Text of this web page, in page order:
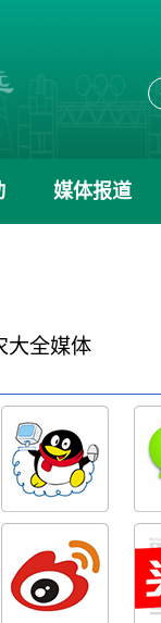
媒体报道
大全媒体